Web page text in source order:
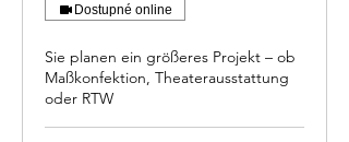
Dostupné online
Sie planen ein größeres Projekt – ob
Maßkonfektion, Theaterausstattung
oder RTW